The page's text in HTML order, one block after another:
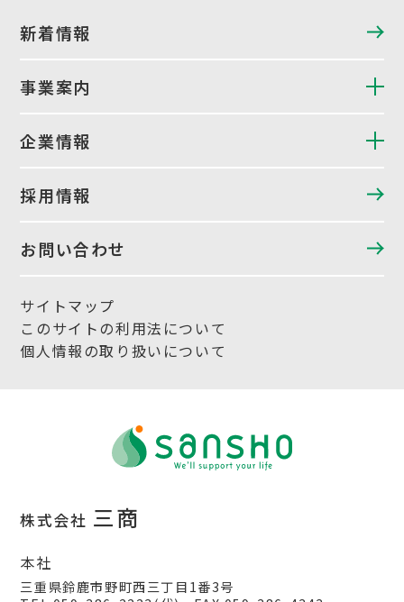
新着情報
事業案内
企業情報
採用情報
お問い合わせ
サイトマップ
このサイトの利用法について
個人情報の取り扱いについて
株式会社 三商
本社
三重県鈴鹿市野町西三丁目1番3号